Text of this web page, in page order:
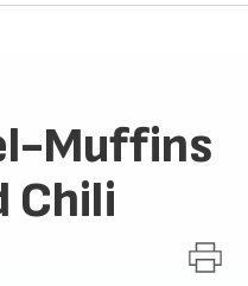
Muffins
Chili